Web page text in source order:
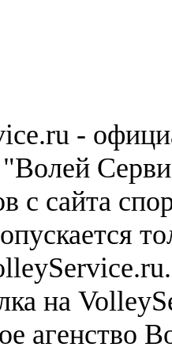
-
"Волей
с сайта
на
агенство